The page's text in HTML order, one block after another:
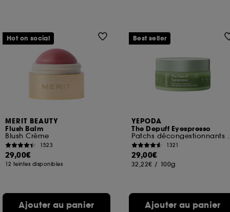
MERIT BEAUTY
Flush Balm
Blush Crème
1523
29,00€
12 teintes disponibles
Ajouter au panier
Hot on social
YEPODA
The Depuff Eyespresso
Patchs
1321
29,00€
32,22€ / 100g
Ajouter au panier
Best seller